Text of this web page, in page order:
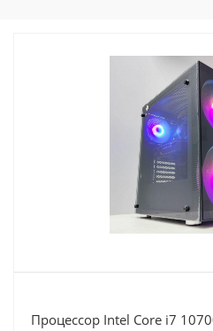
Процессор Intel Core i7